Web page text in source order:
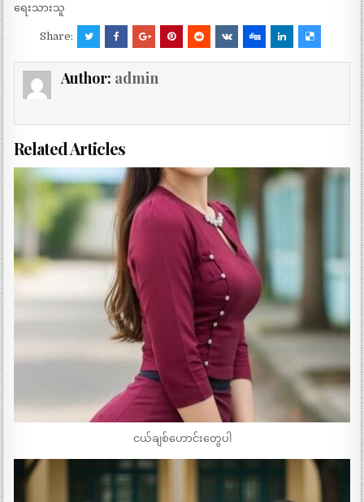
ရေးသားသူ
Share:
Author: admin
Related Articles
ငယ်ချစ်ဟောင်းတွေပါ